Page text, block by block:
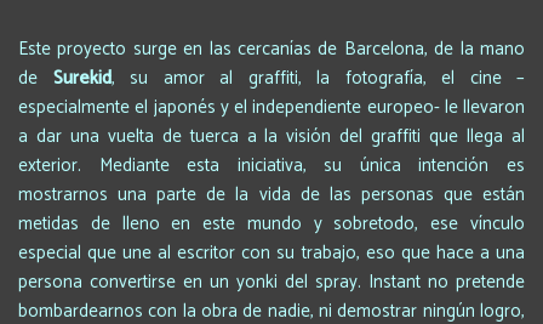
Este proyecto surge en las cercanías de Barcelona, de la mano
de Surekid, su amor al graffiti, la fotografía, el cine –
especialmente el japonés y el independiente europeo- le llevaron
a dar una vuelta de tuerca a la visión del graffiti que llega al
exterior. Mediante esta iniciativa, su única intención es
mostrarnos una parte de la vida de las personas que están
metidas de lleno en este mundo y sobretodo, ese vínculo
especial que une al escritor con su trabajo, eso que hace a una
persona convertirse en un yonki del spray. Instant no pretende
bombardearnos con la obra de nadie, ni demostrar ningún logro,